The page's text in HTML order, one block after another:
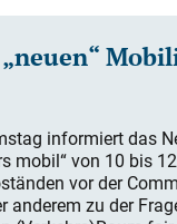
informiert das
mobil“ von 10 bis
vor der
anderem zu der